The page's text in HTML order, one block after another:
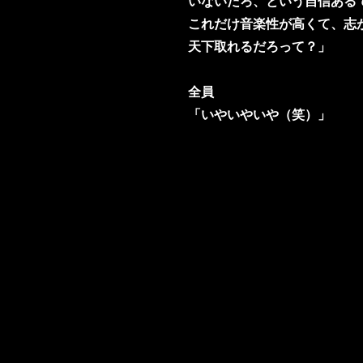
これだけ音楽性が高くて、志
天下取れるだろって？」
全員
「いやいやいや（笑）」